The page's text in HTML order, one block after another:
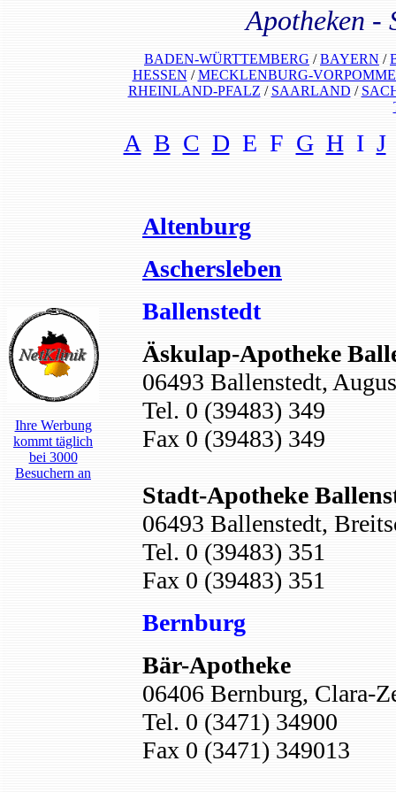
Ihre Werbung
kommt täglich
bei 3000
Besuchern an
Apotheken -
BADEN-WÜRTTEMBERG /BAYERN /
HESSEN /MECKLENBURG-
RHEINLAND-PFALZ / SAARLAND /
A B C D E F G H I J
Altenburg
Aschersleben
Ballenstedt
Äskulap-Apotheke
06493 Ballenstedt,
Tel. 0 (39483) 349
Fax 0 (39483) 349
Stadt-Apotheke
06493 Ballenstedt,
Tel. 0 (39483) 351
Fax 0 (39483) 351
Bernburg
Bär-Apotheke
06406 Bernburg, Clara-
Tel. 0 (3471) 34900
Fax 0 (3471) 349013